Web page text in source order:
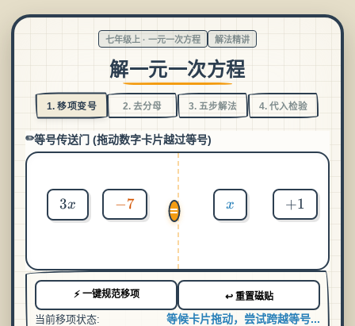
七年级上 · 一元一次方程 解法精讲
解一元一次方程
1. 移项变号 2. 去分母 3. 五步解法 4. 代入检验
等号传送门 (拖动数字卡片越过等号)
=
3x
3x -7
−7 x
x +1
+1
⚡ 一键规范移项 ↩️ 重置磁贴
当前移项状态: 等候卡片拖动，尝试跨越等号...